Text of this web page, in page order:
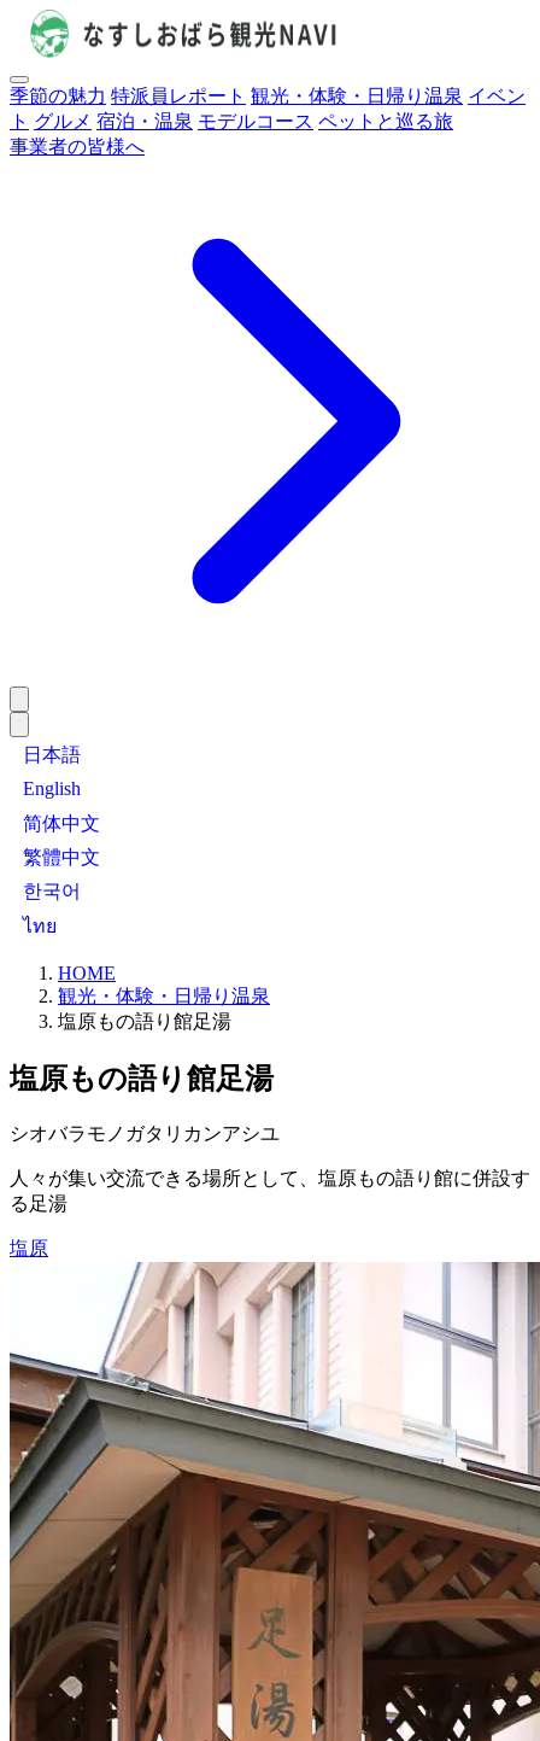
季節の魅力 特派員レポート 観光・体験・日帰り温泉 イベン
ト グルメ 宿泊・温泉 モデルコース ペットと巡る旅
事業者の皆様へ
日本語
English
简体中文
繁體中文
한국어
ไทย
HOME
観光・体験・日帰り温泉
塩原もの語り館足湯
塩原もの語り館足湯
シオバラモノガタリカンアシユ
人々が集い交流できる場所として、塩原もの語り館に併設す
る足湯
塩原